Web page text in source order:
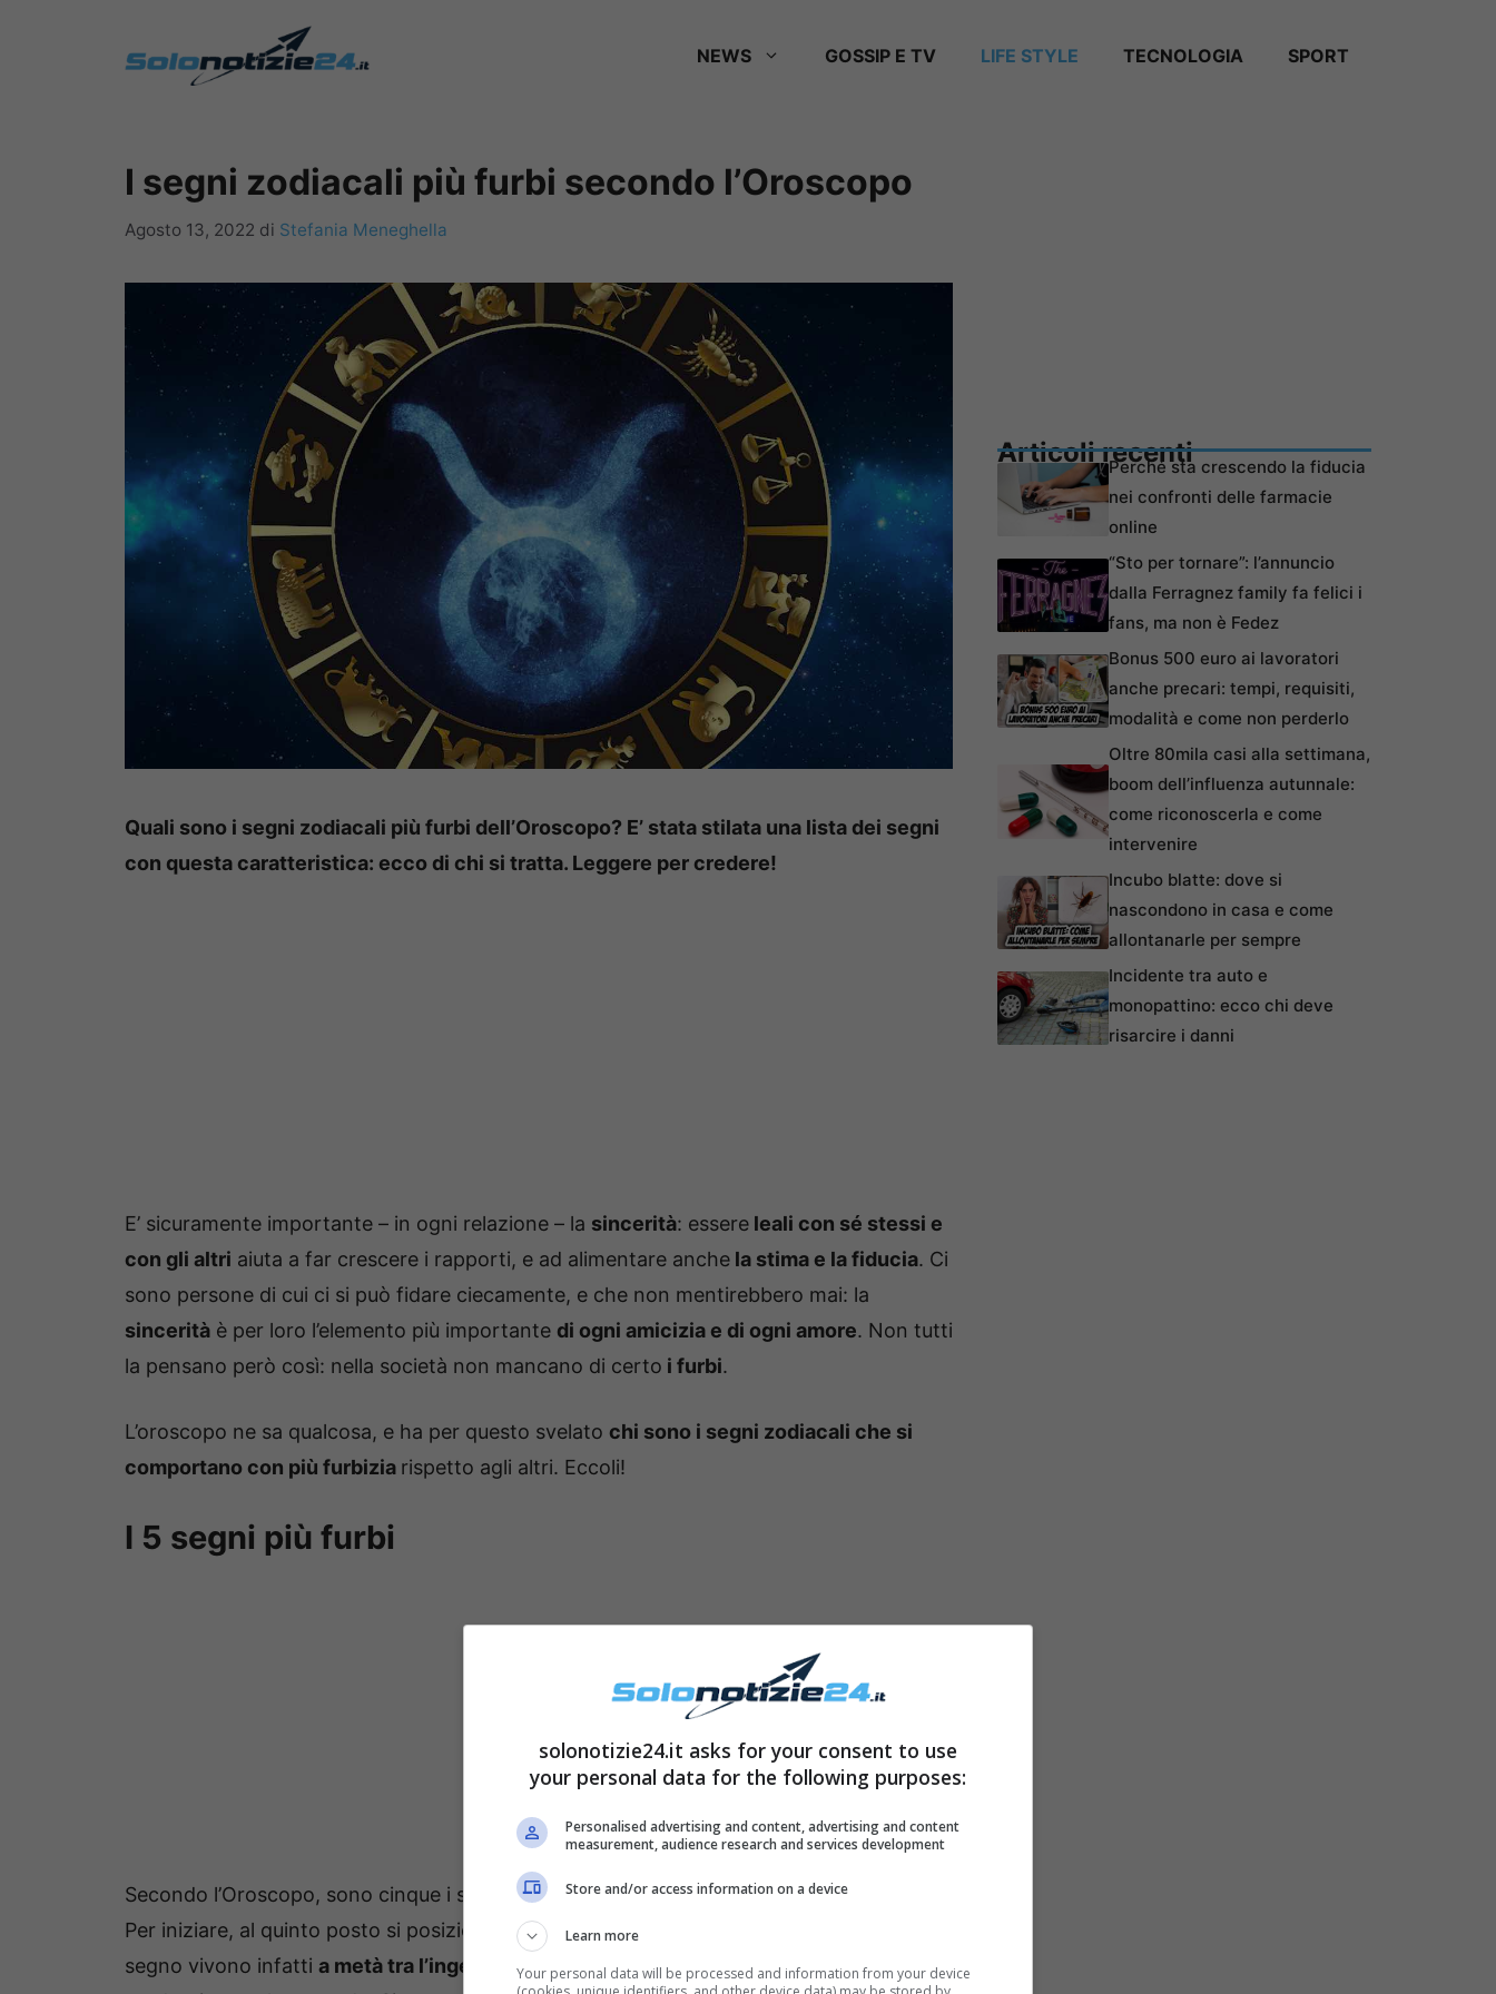
NEWS GOSSIP E TV LIFE STYLE TECNOLOGIA SPORT
I segni zodiacali più furbi secondo l’Oroscopo
Agosto 13, 2022 di Stefania Meneghella
Quali sono i segni zodiacali più furbi dell’Oroscopo? E’ stata stilata una lista dei segni
con questa caratteristica: ecco di chi si tratta. Leggere per credere!
E’ sicuramente importante – in ogni relazione – la sincerità: essere leali con sé stessi e
con gli altri aiuta a far crescere i rapporti, e ad alimentare anche la stima e la fiducia. Ci
sono persone di cui ci si può fidare ciecamente, e che non mentirebbero mai: la
sincerità è per loro l’elemento più importante di ogni amicizia e di ogni amore. Non tutti
la pensano però così: nella società non mancano di certo i furbi.
L’oroscopo ne sa qualcosa, e ha per questo svelato chi sono i segni zodiacali che si
comportano con più furbizia rispetto agli altri. Eccoli!
I 5 segni più furbi
Secondo l’Oroscopo, sono cinque i segni zodiacali che sonoi più furbi dello Zodiaco
Per iniziare, al quinto posto si posiziona l’
Acquario: coloro che sono nati sotto questo
segno vivono infatti a metà tra l’ingenuità e la furbizia, ma sono sicuramente più
Articoli recentiPerché sta crescendo la fiducia
nei confronti delle farmacie
online
“Sto per tornare”: l’annuncio
dalla Ferragnez family fa felici i
fans, ma non è Fedez
Bonus 500 euro ai lavoratori
anche precari: tempi, requisiti,
modalità e come non perderlo
Oltre 80mila casi alla settimana,
boom dell’influenza autunnale:
come riconoscerla e come
intervenire
Incubo blatte: dove si
nascondono in casa e come
allontanarle per sempre
Incidente tra auto e
monopattino: ecco chi deve
risarcire i danni
solonotizie24.it asks for your consent to use
your personal data for the following purposes:
Personalised advertising and content, advertising and content
measurement, audience research and services development
Store and/or access information on a device
Learn more
Your personal data will be processed and information from your device